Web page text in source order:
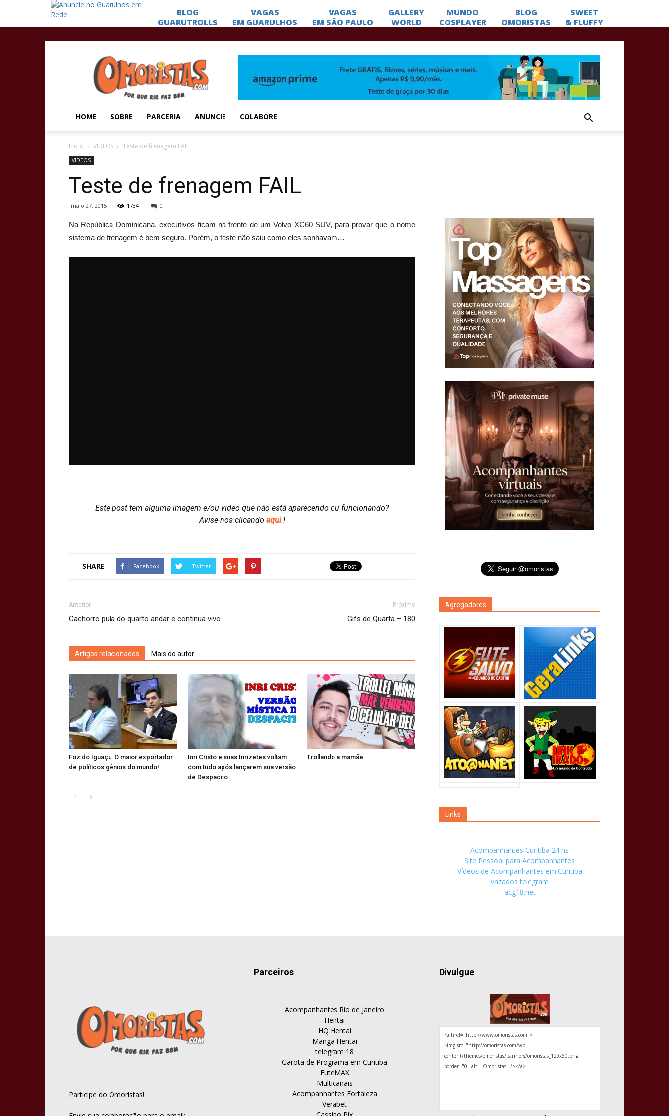
Omoristas
HOME SOBRE PARCERIA ANUNCIE COLABORE
Início VIDEOS Teste de frenagem FAIL
VIDEOS
Teste de frenagem FAIL
maio 27, 2015 1734 0
Na República Dominicana, executivos ficam na frente de um Volvo XC60 SUV, para provar que o nome
sistema de frenagem é bem seguro. Porém, o teste não saiu como eles sonhavam…
Este post tem alguma imagem e/ou video que não está aparecendo ou funcionando?
Avise-nos clicando aqui !
SHARE Facebook Twitter
Anterior
Cachorro pula do quarto andar e continua vivo
Próximo
Gifs de Quarta – 180
Artigos relacionados Mais do autor
Foz do Iguaçu: O maior exportador
de políticos gênios do mundo!
Inri Cristo e suas Inrizetes voltam
com tudo após lançarem sua versão
de Despacito
Trollando a mamãe
Agregadores
Links
Acompanhantes Curitiba 24 hs
Site Pessoal para Acompanhantes
Vídeos de Acompanhantes em Curitiba
vazados telegram
acg18.net
Participe do Omoristas!
Parceiros
Acompanhantes Rio de Janeiro
Hentai
HQ Hentai
Manga Hentai
telegram 18
Garota de Programa em Curitiba
FuteMAX
Multicanais
Acompanhantes Fortaleza
Verabet
Divulgue